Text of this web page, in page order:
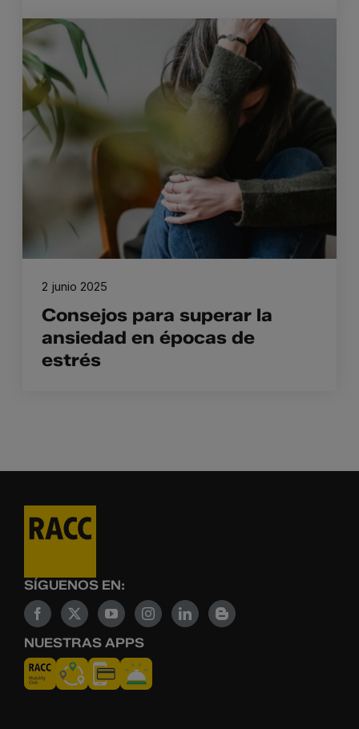
Consejos para superar la
ansiedad en épocas de
estrés
2 junio 2025
SÍGUENOS EN:
NUESTRAS APPS